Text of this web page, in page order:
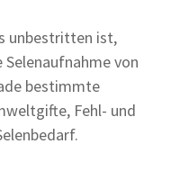
unbestritten ist,
von
bestimmte
Fehl- und